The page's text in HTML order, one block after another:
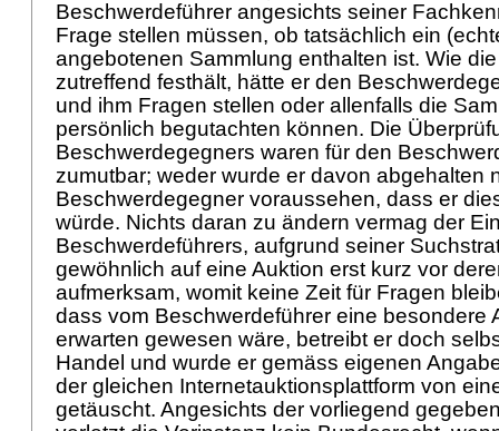
Beschwerdeführer angesichts seiner
Frage stellen müssen, ob tatsächlich ein
angebotenen Sammlung enthalten ist. Wie
zutreffend festhält, hätte er den
und ihm Fragen stellen oder allenfalls die
persönlich begutachten können. Die
Beschwerdegegners waren für den
zumutbar; weder wurde er davon abgehalten
Beschwerdegegner voraussehen, dass er
würde. Nichts daran zu ändern vermag der
Beschwerdeführers, aufgrund seiner
gewöhnlich auf eine Auktion erst kurz vor
aufmerksam, womit keine Zeit für Fragen
dass vom Beschwerdeführer eine besondere
erwarten gewesen wäre, betreibt er doch
Handel und wurde er gemäss eigenen
der gleichen Internetauktionsplattform von
getäuscht. Angesichts der vorliegend